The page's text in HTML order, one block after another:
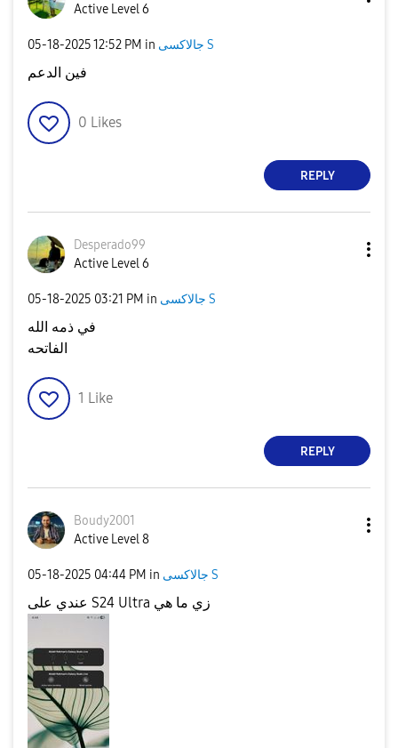
Active Level 6
‎05-18-202512:52 PM in جالاكسى S
فين الدعم
0 Likes
REPLY
Desperado99
Active Level 6
‎05-18-2025 03:21 PM in جالاكسى S
في ذمه الله
الفاتحه
1 Like
REPLY
Boudy2001
Active Level 8
‎05-18-2025 04:44 PM in جالاكسى S
عندي على S24 Ultra زي ما هي